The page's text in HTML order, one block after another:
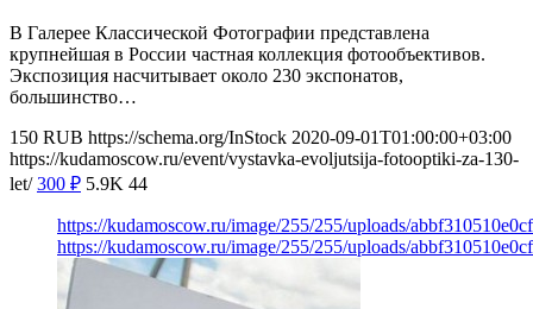
В Галерее Классической Фотографии представлена
крупнейшая в России частная коллекция фотообъективов.
Экспозиция насчитывает около 230 экспонатов,
большинство…
150 RUB https://schema.org/InStock 2020-09-01T01:00:00+03:00
https://kudamoscow.ru/event/vystavka-evoljutsija-fotooptiki-za-130-
let/ 300 ₽ 5.9K 44
https://kudamoscow.ru/image/255/255/uploads/
https://kudamoscow.ru/image/255/255/uploads/